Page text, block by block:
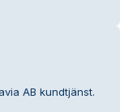
AB kundtjänst.